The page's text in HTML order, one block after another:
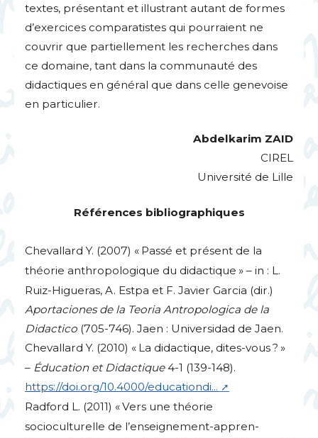
textes, présentant et illustrant autant de formes
d’exercices comparatistes qui pourraient ne
couvrir que partiellement les recherches dans
ce domaine, tant dans la communauté des
didactiques en général que dans celle genevoise
en particulier.
Abdelkarim ZAID
CIREL
Université de Lille
Références bibliographiques
Chevallard Y. (2007) « Passé et présent de la
théorie anthropologique du didactique » – in : L.
Ruiz-Higueras, A. Estpa et F. Javier Garcia (dir.)
Aportaciones de la Teoria Antropologica de la
Didactico (705-746). Jaen : Universidad de Jaen.
Chevallard Y. (2010) « La didactique, dites-vous? »
– Éducation et Didactique4-1 (139-148).
https://doi.org/10.4000/educationdi...
Radford L. (2011) «Vers une théorie
socioculturelle de l’enseignement-appren-